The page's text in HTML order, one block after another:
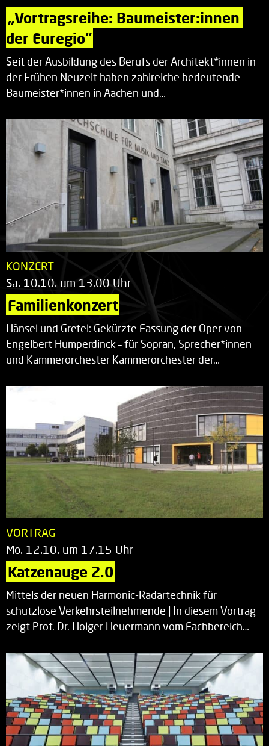
„Vortragsreihe: Baumeister:innen
der Euregio“
Seit der Ausbildung des Berufs der Architekt*innen in
der Frühen Neuzeit haben zahlreiche bedeutende
Baumeister*innen in Aachen und…
KONZERT
Sa. 10.10. um 13.00 Uhr
Familienkonzert
Hänsel und Gretel: Gekürzte Fassung der Oper von
Engelbert Humperdinck – für Sopran, Sprecher*innen
und Kammerorchester Kammerorchester der…
VORTRAG
Mo. 12.10. um 17.15 Uhr
Katzenauge 2.0
Mittels der neuen Harmonic-Radartechnik für
schutzlose Verkehrsteilnehmende | In diesem Vortrag
zeigt Prof. Dr. Holger Heuermann vom Fachbereich…